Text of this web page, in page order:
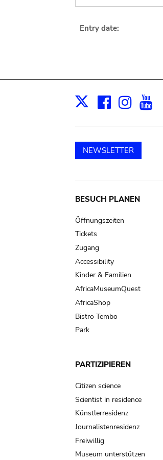
Entry date:
X
NEWSLETTER
Main
navigation
BESUCH PLANEN
Öffnungszeiten
Tickets
Zugang
Accessibility
Kinder & Familien
AfricaMuseumQuest
AfricaShop
Bistro Tembo
Park
PARTIZIPIEREN
Citizen science
Scientist in residence
Künstlerresidenz
Journalistenresidenz
Freiwillig
Museum unterstützen